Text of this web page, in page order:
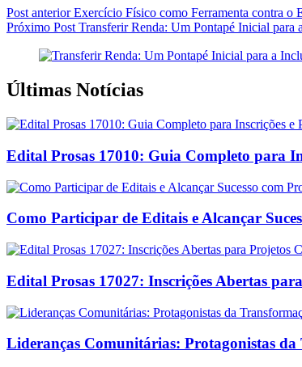
PostanteriorExercício Físico como Ferramenta contra o
Próximo Post Transferir Renda: Um Pontapé Inicial para
Últimas Notícias
Edital Prosas 17010: Guia Completo para
Como Participar de Editais e Alcançar
Edital Prosas 17027: Inscrições Abertas
Lideranças Comunitárias: Protagonistas